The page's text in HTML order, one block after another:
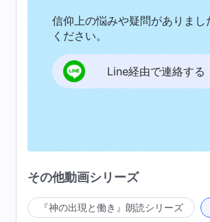
いない。それどころか、ますます
できる限りのことをしているから
かることはできないと信じている。
最終的には神に罰される。神の働
に反対するために立ち上がる民族
の声に耳を傾け、神の働きに目を
唯一の礼拝の対象とし、アブラハ
ムとエバがエデンの園で暮らした
神の働きは強く打ち寄せる大
止させることはできない。神の言
約束を受けることができる。そう
どんな
だ。知恵と力によって神は一群の人
この間中国共産党はあらゆる方法で神を狩り
信仰上の悩みや疑問がありま
ください。
Line経由で連絡する
その他動画シリーズ
『神の出現と働き』朗読シリーズ